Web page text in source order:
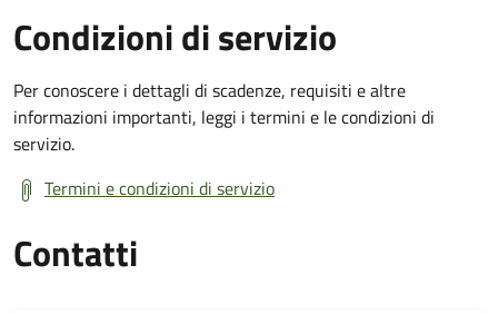
Condizioni di servizio
Per conoscere i dettagli di scadenze, requisiti e altre
informazioni importanti, leggi i termini e le condizioni di
servizio.
Termini e condizioni di servizio
Contatti